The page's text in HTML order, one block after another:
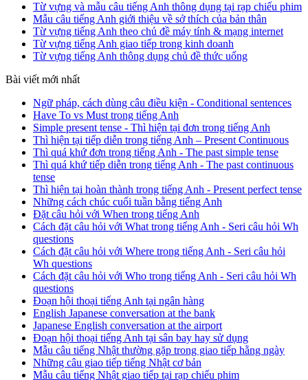
Từ vựng và mẫu câu tiếng Anh thông dụng tại rạp chiếu phim
Mẫu câu tiếng Anh giới thiệu về sở thích của bản thân
Từ vựng tiếng Anh theo chủ đề máy tính & mạng internet
Từ vựng tiếng Anh giao tiếp trong kinh doanh
Từ vựng tiếng Anh thông dụng chủ đề thức uống
Bài viết mới nhất
Ngữ pháp, cách dùng câu điều kiện - Conditional sentences
Have To vs Must trong tiếng Anh
Simple present tense - Thì hiện tại đơn trong tiếng Anh
Thì hiện tại tiếp diễn trong tiếng Anh – Present Continuous
Thì quá khứ đơn trong tiếng Anh - The past simple tense
Thì quá khứ tiếp diễn trong tiếng Anh - The past continuous
tense
Thì hiện tại hoàn thành trong tiếng Anh - Present perfect tense
Những cách chúc cuối tuần bằng tiếng Anh
Đặt câu hỏi với When trong tiếng Anh
Cách đặt câu hỏi với What trong tiếng Anh - Seri câu hỏi Wh
questions
Cách đặt câu hỏi với Where trong tiếng Anh - Seri câu hỏi
Wh questions
Cách đặt câu hỏi với Who trong tiếng Anh - Seri câu hỏi Wh
questions
Đoạn hội thoại tiếng Anh tại ngân hàng
English Japanese conversation at the bank
Japanese English conversation at the airport
Đoạn hội thoại tiếng Anh tại sân bay hay sử dụng
Mẫu câu tiếng Nhật thường gặp trong giao tiếp hằng ngày
Những câu giao tiếp tiếng Nhật cơ bản
Mẫu câu tiếng Nhật giao tiếp tại rạp chiếu phim